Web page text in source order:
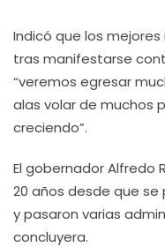
Indicó que los
tras manifestarse
“veremos egresar
alas volar de muchos
creciendo”.
El gobernador Alfredo
20 años desde que
y pasaron varias
concluyera.